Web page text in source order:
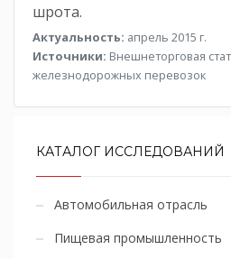
шрота.
Актуальность: апрель 2015 г.
Источники: Внешнеторговая
железнодорожных перевозок
КАТАЛОГ ИССЛЕДОВАНИЙ
Автомобильная отрасль
Пищевая промышленность